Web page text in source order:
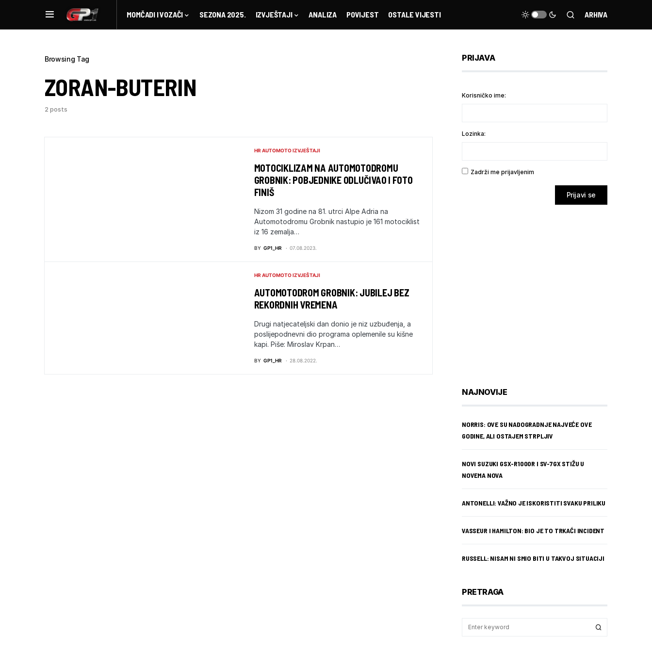
MOMČADI I VOZAČI SEZONA 2025. IZVJEŠTAJI ANALIZA POVIJEST OSTALE VIJESTI ARHIVA
Browsing Tag
ZORAN-BUTERIN
2 posts
HR AUTOMOTO IZVJEŠTAJI
MOTOCIKLIZAM NA AUTOMOTODROMU
GROBNIK: POBJEDNIKE ODLUČIVAO I FOTO
FINIŠ
Nizom 31 godine na 81. utrci Alpe Adria na
Automotodromu Grobnik nastupio je 161 motociklist
iz 16 zemalja…
BY GP1_HR 07.08.2023.
HR AUTOMOTO IZVJEŠTAJI
AUTOMOTODROM GROBNIK: JUBILEJ BEZ
REKORDNIH VREMENA
Drugi natjecateljski dan donio je niz uzbuđenja, a
poslijepodnevni dio programa oplemenile su kišne
kapi. Piše: Miroslav Krpan…
BY GP1_HR 28.08.2022.
PRIJAVA
Korisničko ime:
Lozinka:
Zadrži me prijavljenim
Prijavi se
NAJNOVIJE
NORRIS: OVE SU NADOGRADNJE NAJVEĆE OVE
GODINE, ALI OSTAJEM STRPLJIV
NOVI SUZUKI GSX-R1000R I SV-7GX STIŽU U
NOVEMA NOVA
ANTONELLI: VAŽNO JE ISKORISTITI SVAKU PRILIKU
VASSEUR I HAMILTON: BIO JE TO TRKAĆI INCIDENT
RUSSELL: NISAM NI SMIO BITI U TAKVOJ SITUACIJI
PRETRAGA